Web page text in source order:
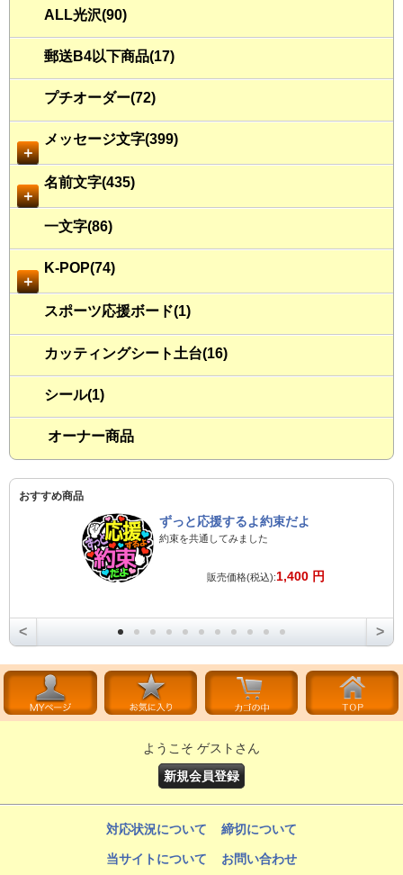
ALL光沢(90)
郵送B4以下商品(17)
プチオーダー(72)
＋
メッセージ文字(399)
＋
名前文字(435)
一文字(86)
＋
K-POP(74)
スポーツ応援ボード(1)
カッティングシート土台(16)
シール(1)
オーナー商品
おすすめ商品
ずっと応援するよ約束だよ
約束を共通してみました
販売価格(税込):1,400 円
< >
ようこそ ゲストさん
新規会員登録
対応状況について 締切について
当サイトについて お問い合わせ